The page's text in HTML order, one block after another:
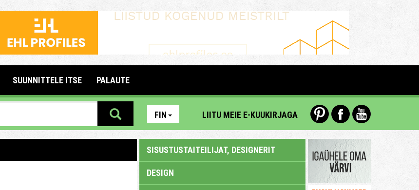
SUUNNITTELE ITSE PALAUTE
FIN LIITU MEIE E-KUUKIRJAGA
SISUSTUSTAITEILIJAT, DESIGNERIT
DESIGN